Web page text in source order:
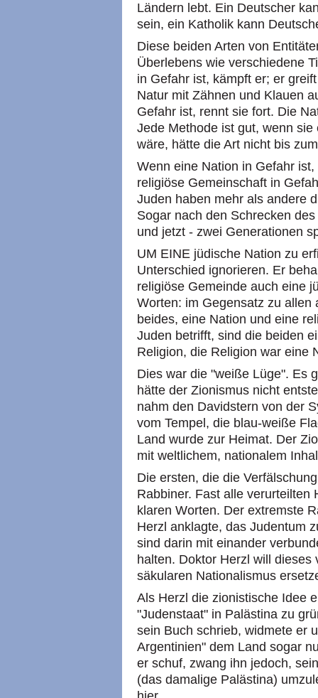
Ländern lebt. Ein Deutscher
sein, ein Katholik kann
Diese beiden Arten von
Überlebens wie verschiedene
in Gefahr ist, kämpft er; er
Natur mit Zähnen und Klauen
Gefahr ist, rennt sie fort. Die
Jede Methode ist gut, wenn
wäre, hätte die Art nicht bis
Wenn eine Nation in Gefahr
religiöse Gemeinschaft in
Juden haben mehr als andere
Sogar nach den Schrecken
und jetzt - zwei Generationen
UM EINE jüdische Nation zu
Unterschied ignorieren. Er
religiöse Gemeinde auch eine
Worten: im Gegensatz zu
beides, eine Nation und eine
Juden betrifft, sind die beiden
Religion, die Religion war eine
Dies war die "weiße Lüge". Es
hätte der Zionismus nicht
nahm den Davidstern von der
vom Tempel, die blau-weiße
Land wurde zur Heimat. Der
mit weltlichem, nationalem
Die ersten, die die
Rabbiner. Fast alle verurteilten
klaren Worten. Der extremste
Herzl anklagte, das Judentum
sind darin mit einander
halten. Doktor Herzl will
säkularen Nationalismus
Als Herzl die zionistische Idee
"Judenstaat" in Palästina zu
sein Buch schrieb, widmete er
Argentinien" dem Land sogar
er schuf, zwang ihn jedoch,
(das damalige Palästina)